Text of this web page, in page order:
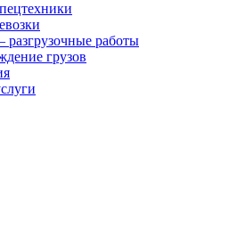
разгрузочные работы
грузов